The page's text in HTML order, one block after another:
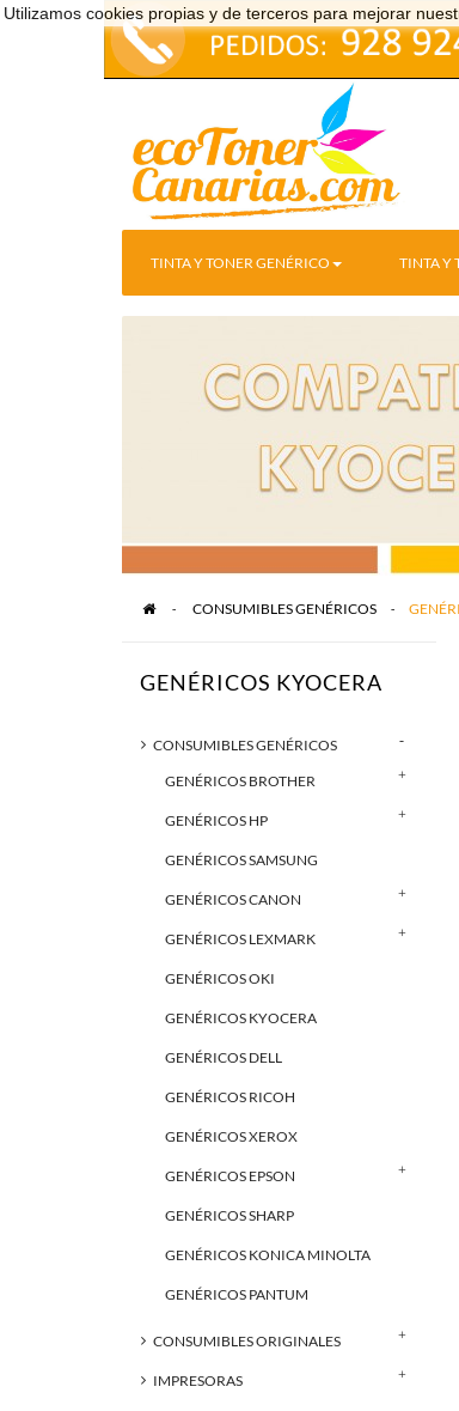
Utilizamos cookies propias y de terceros para mejorar
TINTA Y TONER GENÉRICO TINTA Y
> CONSUMIBLES GENÉRICOS >
GENÉRICOS KYOCERA
CONSUMIBLES GENÉRICOS
GENÉRICOS BROTHER
GENÉRICOS HP
GENÉRICOS SAMSUNG
GENÉRICOS CANON
GENÉRICOS LEXMARK
GENÉRICOS OKI
GENÉRICOS KYOCERA
GENÉRICOS DELL
GENÉRICOS RICOH
GENÉRICOS XEROX
GENÉRICOS EPSON
GENÉRICOS SHARP
GENÉRICOS KONICA MINOLTA
GENÉRICOS PANTUM
CONSUMIBLES ORIGINALES
IMPRESORAS